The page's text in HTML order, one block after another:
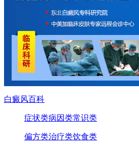
白癜风百科
症状类病因类常识类
偏方类治疗类饮食类